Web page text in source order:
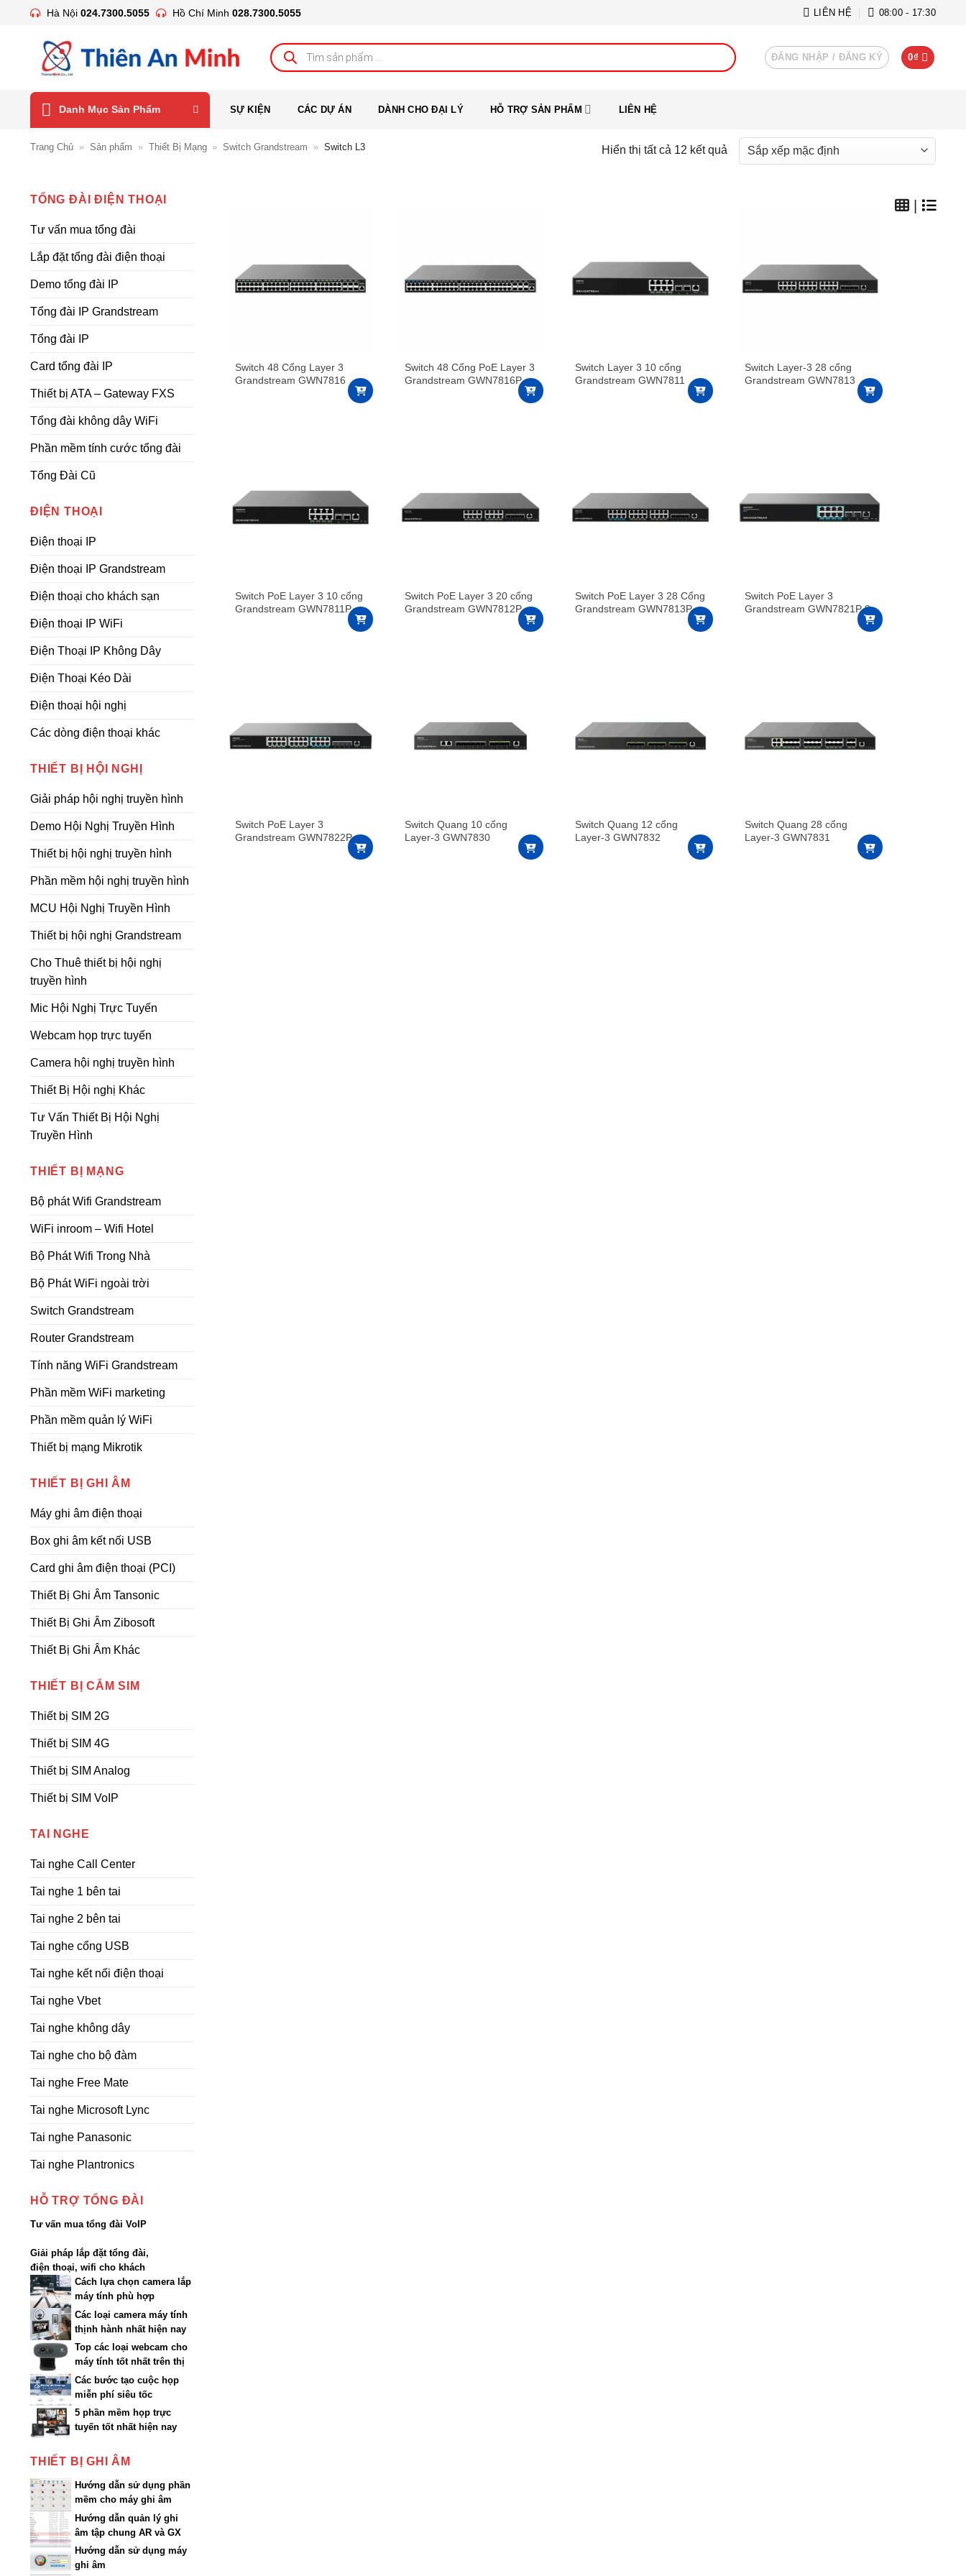
Hà Nội 024.7300.5055 Hồ Chí Minh 028.7300.5055 LIÊN HỆ 08:00 - 17:30
Tìm
kiếm
sản
phẩm
ĐĂNG NHẬP / ĐĂNG KÝ 0₫
Danh Mục Sản Phẩm SỰ KIỆN CÁC DỰ ÁN DÀNH CHO ĐẠI LÝ HỖ TRỢ SẢN PHẨM LIÊN HỆ
Trang Chủ » Sản phẩm » Thiết Bị Mạng » Switch Grandstream » Switch L3 Hiển thị tất cả 12 kết quả
TỔNG ĐÀI ĐIỆN THOẠI
Tư vấn mua tổng đài
Lắp đặt tổng đài điện thoại
Demo tổng đài IP
Tổng đài IP Grandstream
Tổng đài IP
Card tổng đài IP
Thiết bị ATA – Gateway FXS
Tổng đài không dây WiFi
Phần mềm tính cước tổng đài
Tổng Đài Cũ
ĐIỆN THOẠI
Điện thoại IP
Điện thoại IP Grandstream
Điện thoại cho khách sạn
Điện thoại IP WiFi
Điện Thoại IP Không Dây
Điện Thoại Kéo Dài
Điện thoại hội nghị
Các dòng điện thoại khác
THIẾT BỊ HỘI NGHỊ
Giải pháp hội nghị truyền hình
Demo Hội Nghị Truyền Hình
Thiết bị hội nghị truyền hình
Phần mềm hội nghị truyền hình
MCU Hội Nghị Truyền Hình
Thiết bị hội nghị Grandstream
Cho Thuê thiết bị hội nghị
truyền hình
Mic Hội Nghị Trực Tuyến
Webcam họp trực tuyến
Camera hội nghị truyền hình
Thiết Bị Hội nghị Khác
Tư Vấn Thiết Bị Hội Nghị
Truyền Hình
THIẾT BỊ MẠNG
Bộ phát Wifi Grandstream
WiFi inroom – Wifi Hotel
Bộ Phát Wifi Trong Nhà
Bộ Phát WiFi ngoài trời
Switch Grandstream
Router Grandstream
Tính năng WiFi Grandstream
Phần mềm WiFi marketing
Phần mềm quản lý WiFi
Thiết bị mạng Mikrotik
THIẾT BỊ GHI ÂM
Máy ghi âm điện thoại
Box ghi âm kết nối USB
Card ghi âm điện thoại (PCI)
Thiết Bị Ghi Âm Tansonic
Thiết Bị Ghi Âm Zibosoft
Thiết Bị Ghi Âm Khác
THIẾT BỊ CẮM SIM
Thiết bị SIM 2G
Thiết bị SIM 4G
Thiết bị SIM Analog
Thiết bị SIM VoIP
TAI NGHE
Tai nghe Call Center
Tai nghe 1 bên tai
Tai nghe 2 bên tai
Tai nghe cổng USB
Tai nghe kết nối điện thoại
Tai nghe Vbet
Tai nghe không dây
Tai nghe cho bộ đàm
Tai nghe Free Mate
Tai nghe Microsoft Lync
Tai nghe Panasonic
Tai nghe Plantronics
HỖ TRỢ TỔNG ĐÀI
Tư vấn mua tổng đài VoIP
Giải pháp lắp đặt tổng đài,
điện thoại, wifi cho khách
sạn
Cách lựa chọn camera lắp
máy tính phù hợp
Các loại camera máy tính
thịnh hành nhất hiện nay
Top các loại webcam cho
máy tính tốt nhất trên thị
trường
Các bước tạo cuộc họp
miễn phí siêu tốc
5 phần mềm họp trực
tuyến tốt nhất hiện nay
THIẾT BỊ GHI ÂM
Hướng dẫn sử dụng phần
mềm cho máy ghi âm
AR200…AR3200
Hướng dẫn quản lý ghi
âm tập chung AR và GX
qua Web
Hướng dẫn sử dụng máy
ghi âm
Switch 48 Cổng Layer 3
Grandstream GWN7816
Switch 48 Cổng PoE Layer 3
Grandstream GWN7816P
Switch Layer 3 10 cổng
Grandstream GWN7811
Switch Layer-3 28 cổng
Grandstream GWN7813
Switch PoE Layer 3 10 cổng
Grandstream GWN7811P
Switch PoE Layer 3 20 cổng
Grandstream GWN7812P
Switch PoE Layer 3 28 Cổng
Grandstream GWN7813P
Switch PoE Layer 3
Grandstream GWN7821P 8
cổng 2.5GbE, 2 cổng SFP+
Switch PoE Layer 3
Grandstream GWN7822P
Switch Quang 10 cổng
Layer-3 GWN7830
Switch Quang 12 cổng
Layer-3 GWN7832
Switch Quang 28 cổng
Layer-3 GWN7831